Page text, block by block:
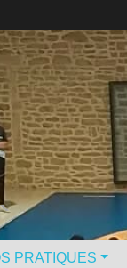
PRATIQUES